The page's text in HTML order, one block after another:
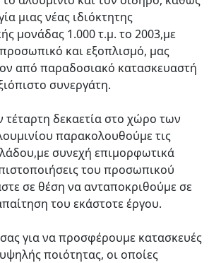
μιας νέας ιδιόκτητης
μονάδας 1.000 τ.μ. το 2003,με
και εξοπλισμό, μας
από παραδοσιακό κατασκευαστή
συνεργάτη.
τέταρτη δεκαετία στο χώρο των
παρακολουθούμε τις
συνεχή επιμορφωτικά
του προσωπικού
σε θέση να ανταποκριθούμε σε
του εκάστοτε έργου.
για να προσφέρουμε κατασκευές
ποιότητας, οι οποίες